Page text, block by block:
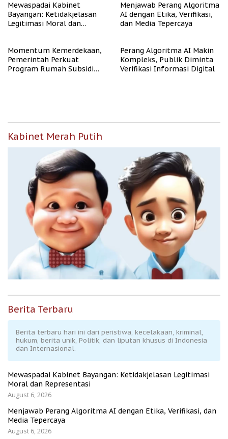
Mewaspadai Kabinet
Bayangan: Ketidakjelasan
Legitimasi Moral dan
Menjawab Perang Algoritma
AI dengan Etika, Verifikasi,
dan Media Tepercaya
Momentum Kemerdekaan,
Pemerintah Perkuat
Program Rumah Subsidi
Perang Algoritma AI Makin
Kompleks, Publik Diminta
Verifikasi Informasi Digital
Kabinet Merah Putih
Berita Terbaru
Berita terbaru hari ini dari peristiwa, kecelakaan, kriminal,
hukum, berita unik, Politik, dan liputan khusus di Indonesia
dan Internasional.
Mewaspadai Kabinet Bayangan: Ketidakjelasan Legitimasi
Moral dan Representasi
August 6, 2026
Menjawab Perang Algoritma AI dengan Etika, Verifikasi, dan
Media Tepercaya
August 6, 2026